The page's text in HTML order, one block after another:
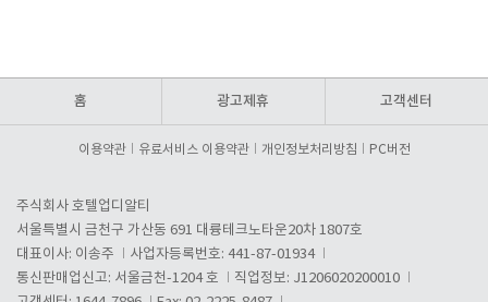
홈 광고제휴 고객센터
이용약관 유료서비스 이용약관 개인정보처리방침 PC버전
주식회사 호텔업디알티
서울특별시 금천구 가산동 691 대륭테크노타운20차 1807호
대표이사: 이송주
사업자등록번호: 441-87-01934
통신판매업신고: 서울금천-1204 호
직업정보: J1206020200010